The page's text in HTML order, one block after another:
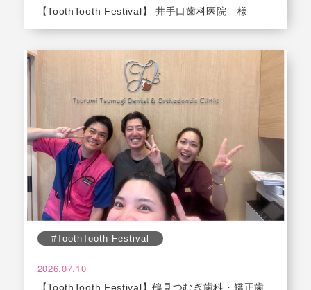
【ToothTooth Festival】 井手口歯科医院 様
#ToothTooth Festival
2026.07.10
【ToothTooth Festival】鶴見つむぎ歯科・矯正歯